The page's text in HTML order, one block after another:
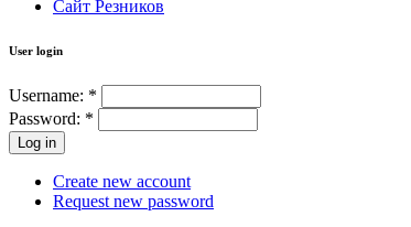
Сайт Резников
User login
Username: *
Password: *
Create new account
Request new password